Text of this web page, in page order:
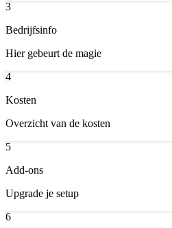
3
Bedrijfsinfo
Hier gebeurt de magie
4
Kosten
Overzicht van de kosten
5
Add-ons
Upgrade je setup
6